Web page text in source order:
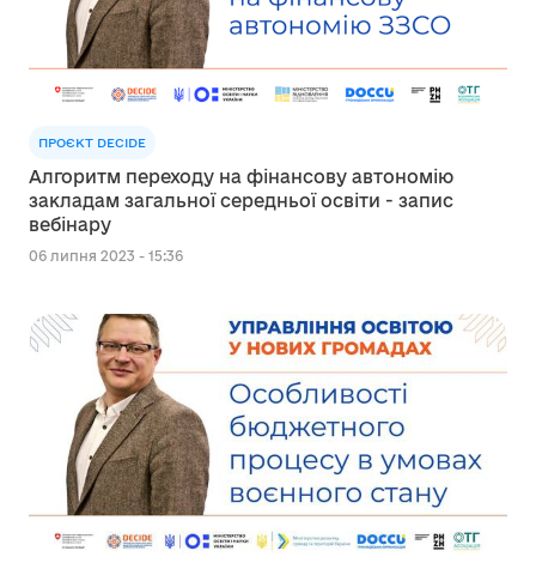
ПРОЄКТ DECIDE
Алгоритм переходу на фінансову автономію
закладам загальної середньої освіти - запис
вебінару
06 липня 2023 - 15:36